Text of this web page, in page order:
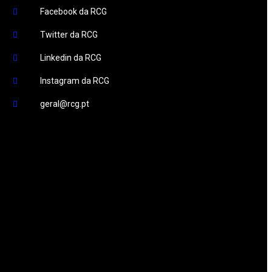
Facebook da RCG
Twitter da RCG
Linkedin da RCG
Instagram da RCG
geral@rcg.pt